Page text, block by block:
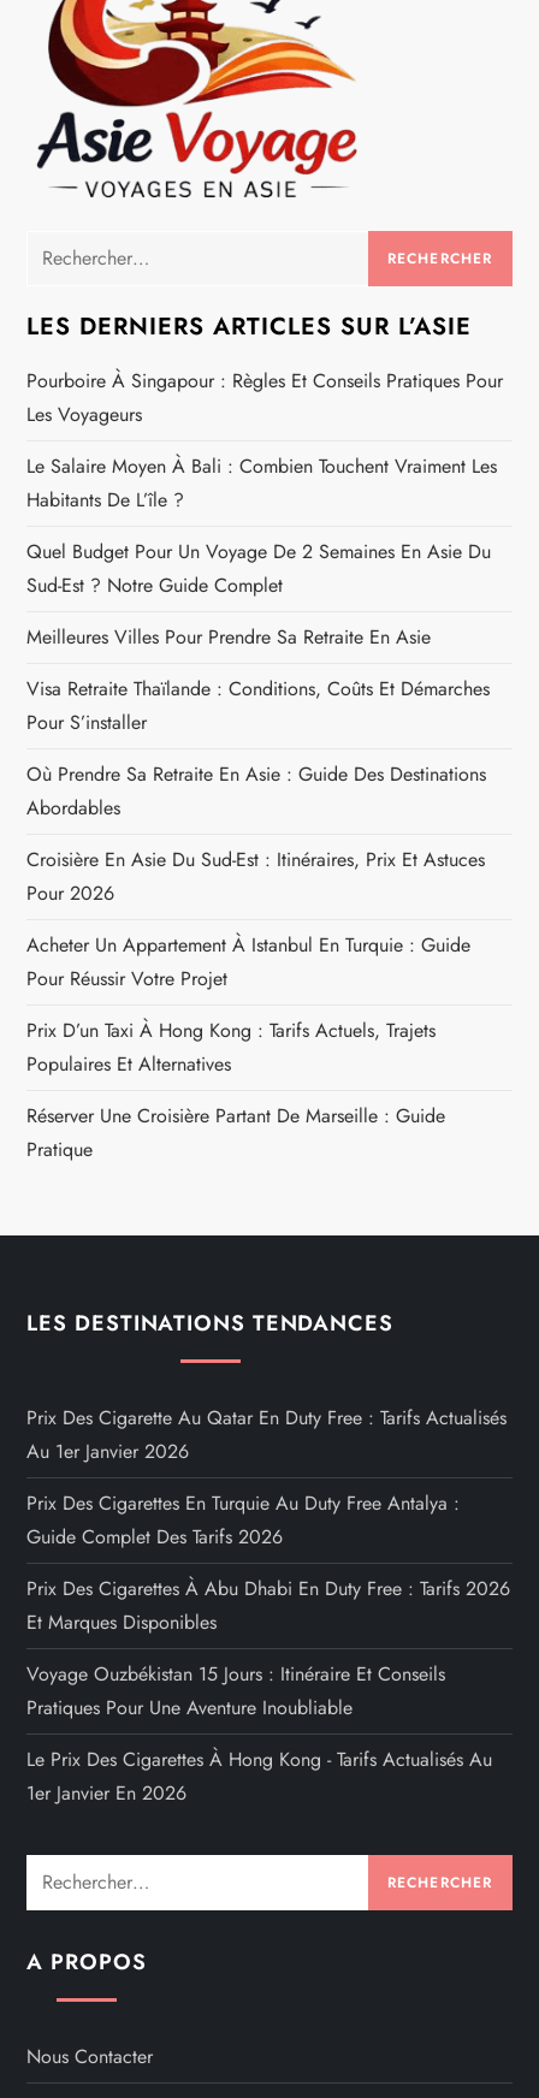
Rechercher :
LES DERNIERS ARTICLES SUR L’ASIE
Pourboire À Singapour : Règles Et Conseils Pratiques Pour
Les Voyageurs
Le Salaire Moyen À Bali : Combien Touchent Vraiment Les
Habitants De L’île ?
Quel Budget Pour Un Voyage De 2 Semaines En Asie Du
Sud-Est ? Notre Guide Complet
Meilleures Villes Pour Prendre Sa Retraite En Asie
Visa Retraite Thaïlande : Conditions, Coûts Et Démarches
Pour S’installer
Où Prendre Sa Retraite En Asie : Guide Des Destinations
Abordables
Croisière En Asie Du Sud-Est : Itinéraires, Prix Et Astuces
Pour 2026
Acheter Un Appartement À Istanbul En Turquie : Guide
Pour Réussir Votre Projet
Prix D’un Taxi À Hong Kong : Tarifs Actuels, Trajets
Populaires Et Alternatives
Réserver Une Croisière Partant De Marseille : Guide
Pratique
LES DESTINATIONS TENDANCES
Prix Des Cigarette Au Qatar En Duty Free : Tarifs Actualisés
Au 1er Janvier 2026
Prix Des Cigarettes En Turquie Au Duty Free Antalya :
Guide Complet Des Tarifs 2026
Prix Des Cigarettes À Abu Dhabi En Duty Free : Tarifs 2026
Et Marques Disponibles
Voyage Ouzbékistan 15 Jours : Itinéraire Et Conseils
Pratiques Pour Une Aventure Inoubliable
Le Prix Des Cigarettes À Hong Kong - Tarifs Actualisés Au
1er Janvier En 2026
Rechercher :
A PROPOS
Nous Contacter